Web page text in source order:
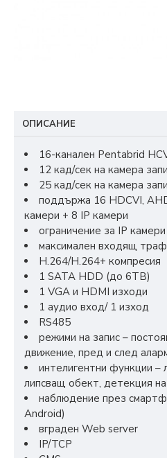
ОПИСАНИЕ
16-канален Pentabrid
12 кад/сек на камера
25 кад/сек на камера
поддържа 16 HDCVI,
камери + 8 IP камери
ограничение за IP
максимален входящ
H.264/H.264+ компресия
1 SATA HDD (до 6TB)
1 VGA и HDMI изходи
1 аудио вход/ 1 изход
RS485
режими на запис –
движение, пред и след
интелигентни функции –
липсващ обект, детекция
наблюдение през
Android)
вграден Web server
IP/TCP